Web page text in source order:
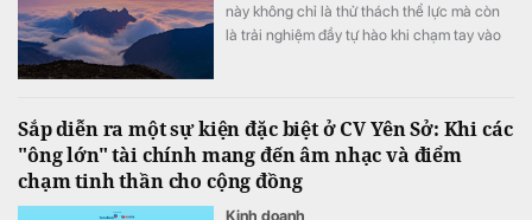
này không chỉ là thử thách thể lực mà còn
là trải nghiệm đầy tự hào khi chạm tay vào
Sắp diễn ra một sự kiện đặc biệt ở CV Yên Sở: Khi các
"ông lớn" tài chính mang đến âm nhạc và điểm
chạm tinh thần cho cộng đồng
Kinh doanh